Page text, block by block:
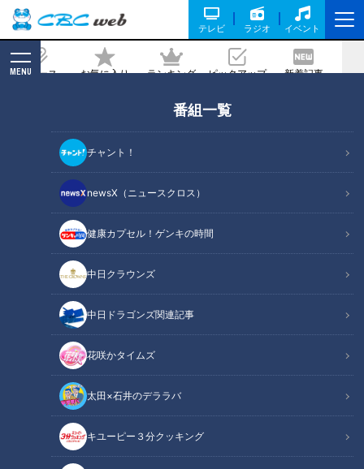
テレビ ラジオ イベント
ニュース お気に入り ランキング ピックアップ 新着記事
MENU
番組一覧
チャント！
newsX（ニュースクロス）
健康カプセル！ゲンキの時間
中日クラウンズ
中日ドラゴンズ関連記事
花咲かタイムズ
太田×石井のデララバ
キユーピー３分クッキング
ッキング】
記事に戻る
CBCテレビ：画像『キユーピー3分クッキング』